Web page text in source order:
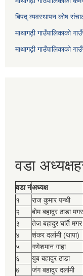
बिपद् व्यवस्थापन कोष
माथागढ़ी गाउँपालिकाको
माथागढ़ी गाउँपालिकाको
वडा
वडा नंअध्यक्ष
१
राज कुमार पन्थी
२
बोम बहादुर ठाडा मगर
३
तेज बहादुर घर्ति मगर
४
शंकर दर्लामी (थापा)
५
गणेशमान गाहा
६
युब बहादुर ठाडा
७
जंग बहादुर दर्लामी